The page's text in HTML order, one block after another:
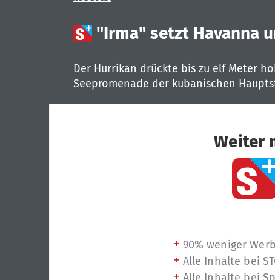
 "Irma" setzt Havanna
Der Hurrikan drückte bis zu elf Meter
Seepromenade der kubanischen